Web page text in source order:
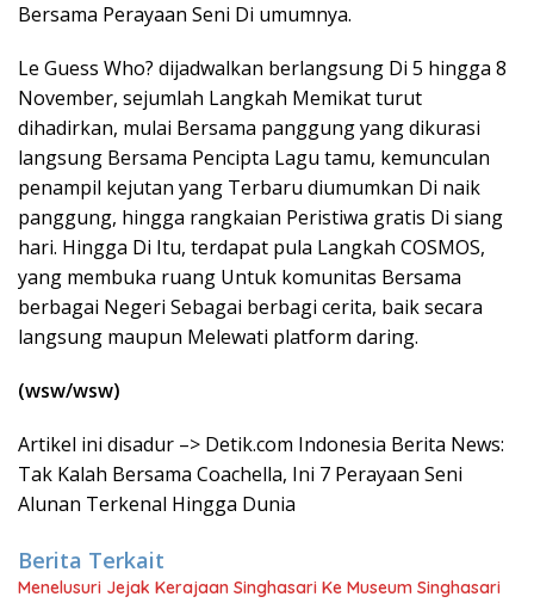
Bersama Perayaan Seni Di umumnya.
Le Guess Who? dijadwalkan berlangsung Di 5 hingga 8
November, sejumlah Langkah Memikat turut
dihadirkan, mulai Bersama panggung yang dikurasi
langsung Bersama Pencipta Lagu tamu, kemunculan
penampil kejutan yang Terbaru diumumkan Di naik
panggung, hingga rangkaian Peristiwa gratis Di siang
hari. Hingga Di Itu, terdapat pula Langkah COSMOS,
yang membuka ruang Untuk komunitas Bersama
berbagai Negeri Sebagai berbagi cerita, baik secara
langsung maupun Melewati platform daring.
(wsw/wsw)
Artikel ini disadur –> Detik.com Indonesia Berita News:
Tak Kalah Bersama Coachella, Ini 7 Perayaan Seni
Alunan Terkenal Hingga Dunia
Berita Terkait
Menelusuri Jejak Kerajaan Singhasari Ke Museum Singhasari